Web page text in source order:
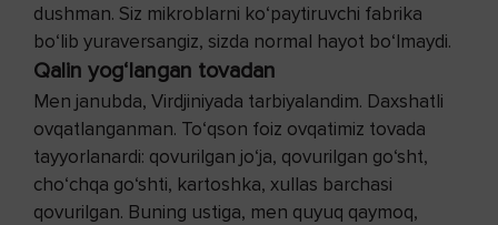
dushman. Siz mikroblarni ko‘paytiruvchi fabrika
bo‘lib yuraversangiz, sizda normal hayot bo‘lmaydi.
Qalin yog‘langan tovadan
Men janubda, Virdjiniyada tarbiyalandim. Daxshatli
ovqatlanganman. To‘qson foiz ovqatimiz tovada
tayyorlanardi: qovurilgan jo‘ja, qovurilgan go‘sht,
cho‘chqa go‘shti, kartoshka, xullas barchasi
qovurilgan. Buning ustiga, men quyuq qaymoq,